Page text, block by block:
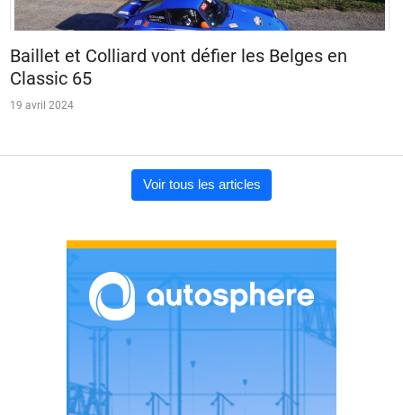
Baillet et Colliard vont défier les Belges en
Classic 65
19 avril 2024
Voir tous les articles